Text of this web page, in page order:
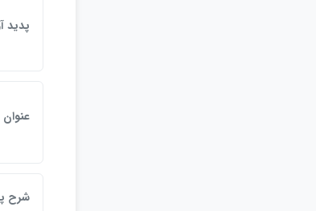
پديد
عنوان
شرح